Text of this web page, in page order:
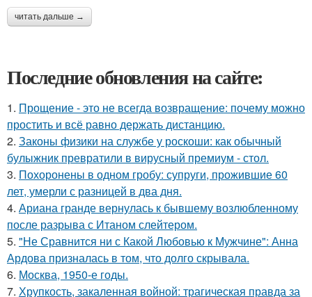
читать дальше →
Последние обновления на сайте:
1. Прощение - это не всегда возвращение: почему можно
простить и всё равно держать дистанцию.
2. Законы физики на службе у роскоши: как обычный
булыжник превратили в вирусный премиум - стол.
3. Похоронены в одном гробу: супруги, прожившие 60
лет, умерли с разницей в два дня.
4. Ариана гранде вернулась к бывшему возлюбленному
после разрыва с Итаном слейтером.
5. "Не Сравнится ни с Какой Любовью к Мужчине": Анна
Ардова призналась в том, что долго скрывала.
6. Москва, 1950-е годы.
7. Хрупкость, закаленная войной: трагическая правда за